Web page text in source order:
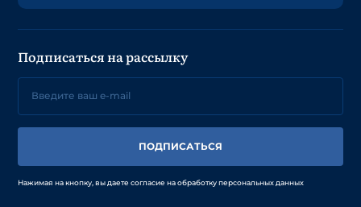
Подписаться на рассылку
ПОДПИСАТЬСЯ
Нажимая на кнопку, вы даете согласие на обработку персональных данных